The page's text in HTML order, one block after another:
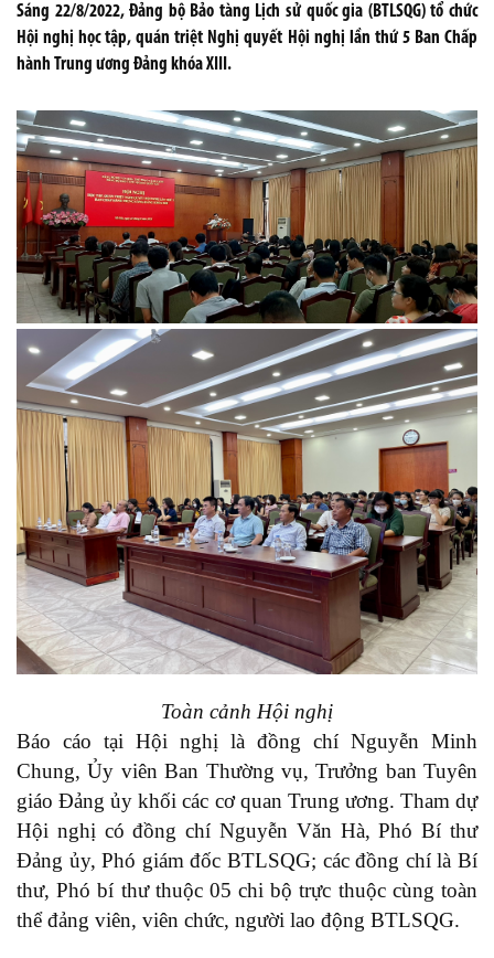
Sáng 22/8/2022, Đảng bộ Bảo tàng Lịch sử quốc gia (BTLSQG) tổ chức
Hội nghị học tập, quán triệt Nghị quyết Hội nghị lần thứ 5 Ban Chấp
hành Trung ương Đảng khóa XIII.
Toàn cảnh Hội nghị
Báo cáo tại Hội nghị là đồng chí Nguyễn Minh
Chung, Ủy viên Ban Thường vụ, Trưởng ban Tuyên
giáo Đảng ủy khối các cơ quan Trung ương. Tham dự
Hội nghị có đồng chí Nguyễn Văn Hà, Phó Bí thư
Đảng ủy, Phó giám đốc BTLSQG; các đồng chí là Bí
thư, Phó bí thư thuộc 05 chi bộ trực thuộc cùng toàn
thể đảng viên, viên chức, người lao động BTLSQG.